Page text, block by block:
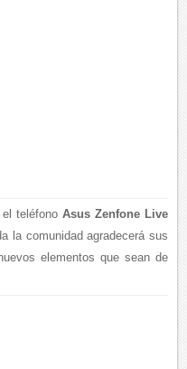
el teléfonoAsus Zenfone Live
la comunidad agradecerá sus
elementos que sean de